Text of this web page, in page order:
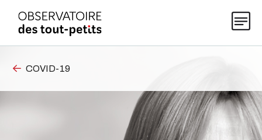
Explorer les données 0-5
COVID-19